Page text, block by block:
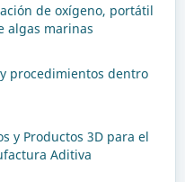
de oxígeno, portátil
algas marinas
procedimientos dentro
y Productos 3D para el
Aditiva